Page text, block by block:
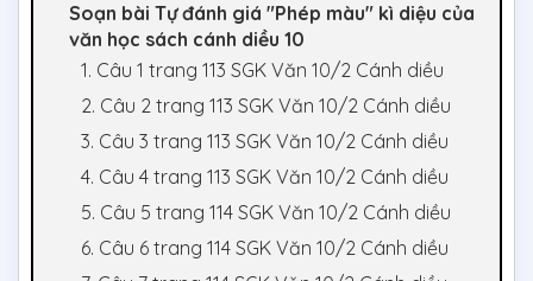
Soạn bài Tự đánh giá "Phép màu" kì diệu của
văn học sách cánh diều 10
1. Câu 1 trang 113 SGK Văn 10/2 Cánh diều
2. Câu 2 trang 113 SGK Văn 10/2 Cánh diều
3. Câu 3 trang 113 SGK Văn 10/2 Cánh diều
4. Câu 4 trang 113 SGK Văn 10/2 Cánh diều
5. Câu 5 trang 114 SGK Văn 10/2 Cánh diều
6. Câu 6 trang 114 SGK Văn 10/2 Cánh diều